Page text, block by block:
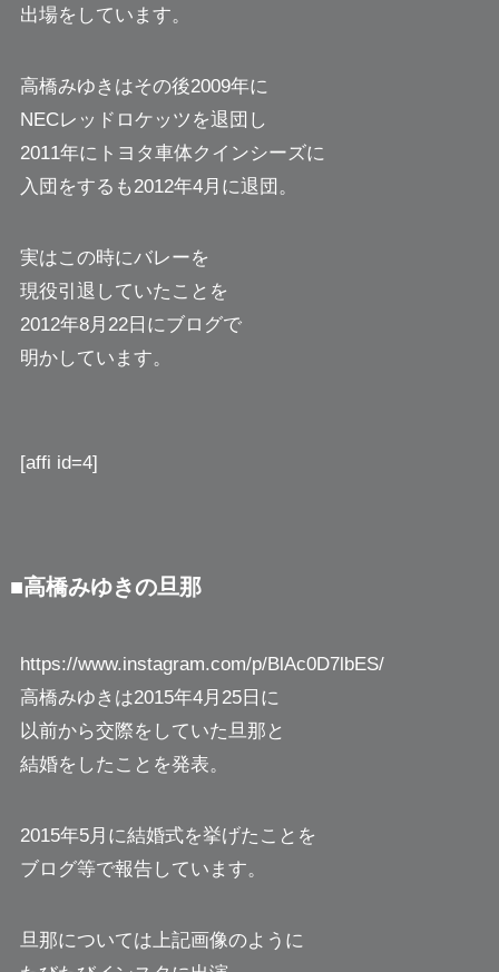
出場をしています。
高橋みゆきはその後2009年に
NECレッドロケッツを退団し
2011年にトヨタ車体クインシーズに
入団をするも2012年4月に退団。
実はこの時にバレーを
現役引退していたことを
2012年8月22日にブログで
明かしています。
[affi id=4]
■高橋みゆきの旦那
https://www.instagram.com/p/BlAc0D7lbES/
高橋みゆきは2015年4月25日に
以前から交際をしていた旦那と
結婚をしたことを発表。
2015年5月に結婚式を挙げたことを
ブログ等で報告しています。
旦那については上記画像のように